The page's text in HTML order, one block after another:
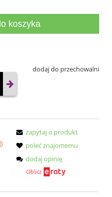
koszyka
dodaj do przechowalni
zapytaj o produkt
poleć znajomemu
dodaj opinię